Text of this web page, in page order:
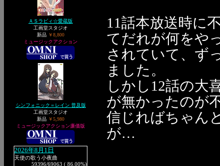
ＡＳラビィ☆愛蔵版
工画堂スタジオ
新品 ￥8,800
ミュージックアクション
シンフォニック＝レイン 普及版
工画堂スタジオ
新品 ￥5,980
ミュージックアクション廉価版
2026年8月1日
天使の歌う小夜曲
59396/69063 ( 86.00%)
11話本放送時に
てだれが何をや
されていて、ず
ました。
しかし12話の大
が無かったのが
信じればちゃん
が…